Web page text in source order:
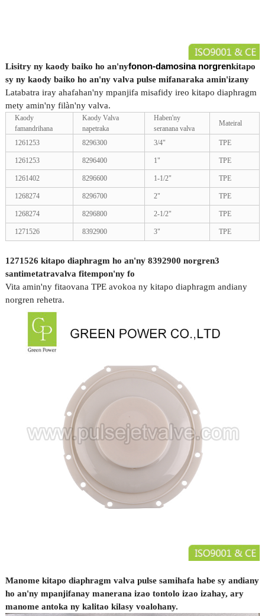
Lisitry ny kaody baiko ho an'nyfonon-damosina norgrenkitapo
sy ny kaody baiko ho an'ny valva pulse mifanaraka amin'izany
Latabatra iray ahafahan'ny mpanjifa misafidy ireo kitapo diaphragm
mety amin'ny filàn'ny valva.
Kaody
famandrihana
Kaody Valva
napetraka
Haben'ny
seranana valva
Mateiral
1261253 8296300 3/4" TPE
1261253 8296400 1" TPE
1261402 8296600 1-1/2" TPE
1268274 8296700 2" TPE
1268274 8296800 2-1/2" TPE
1271526 8392900 3" TPE
1271526 kitapo diaphragm ho an'ny 8392900 norgren3
santimetatravalva fitempon'ny fo
Vita amin'ny fitaovana TPE avokoa ny kitapo diaphragm andiany
norgren rehetra.
Manome kitapo diaphragm valva pulse samihafa habe sy andiany
ho an'ny mpanjifanay manerana izao tontolo izao izahay, ary
manome antoka ny kalitao kilasy voalohany.